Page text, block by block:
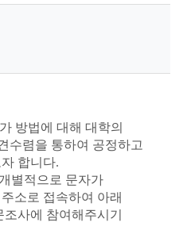
방법에 대해 대학의
수렴을 통하여 공정하고
합니다.
별적으로 문자가
소로 접속하여 아래
사에 참여해주시기